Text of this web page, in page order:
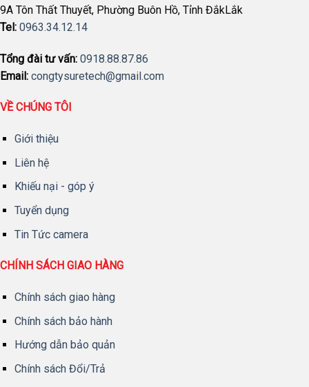
9A Tôn Thất Thuyết, Phường Buôn Hồ, Tỉnh ĐắkLắk
Tel: 0963.34.12.14
Tổng đài tư vấn: 0918.88.87.86
Email: congtysuretech@gmail.com
VỀ CHÚNG TÔI
Giới thiệu
Liên hệ
Khiếu nại - góp ý
Tuyển dụng
Tin Tức camera
CHÍNH SÁCH GIAO HÀNG
Chính sách giao hàng
Chính sách bảo hành
Hướng dẫn bảo quản
Chính sách Đổi/Trả